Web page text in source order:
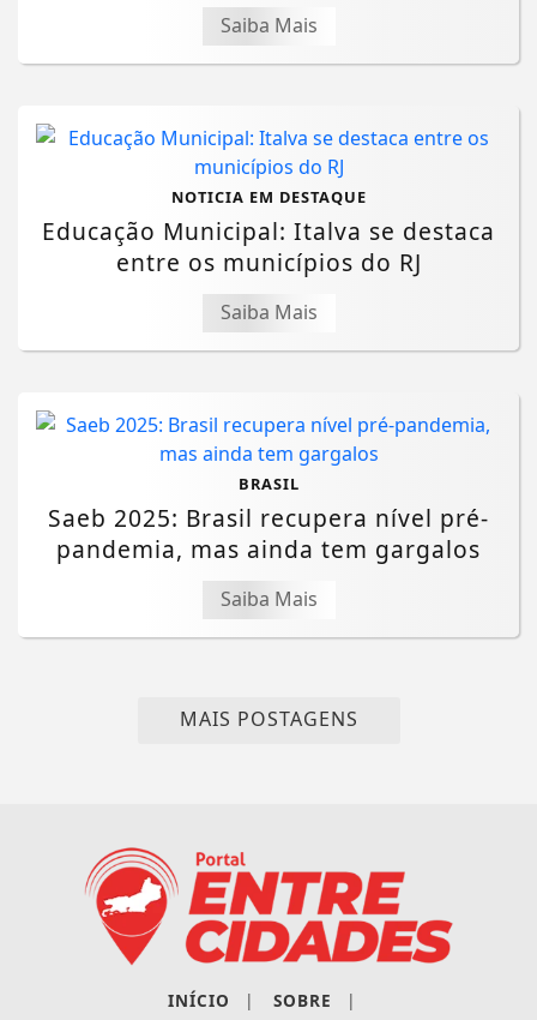
Saiba Mais
NOTICIA EM DESTAQUE
Educação Municipal: Italva se destaca
entre os municípios do RJ
Saiba Mais
BRASIL
Saeb 2025: Brasil recupera nível pré-
pandemia, mas ainda tem gargalos
Saiba Mais
MAIS POSTAGENS
INÍCIO | SOBRE |
Termos de Uso e Privacidade
Esse site utiliza cookies para melhorar sua